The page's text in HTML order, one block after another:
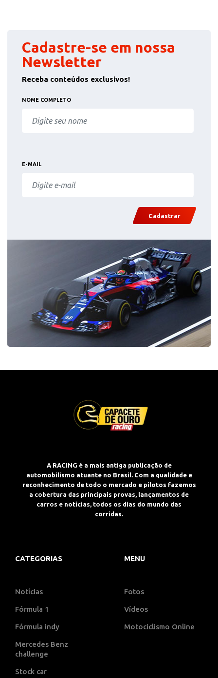
Cadastre-se em nossa
Newsletter
Receba conteúdos exclusivos!
NOME COMPLETO
E-MAIL
Cadastrar
A RACING é a mais antiga publicação de
automobilismo atuante no Brasil. Com a qualidade e
reconhecimento de todo o mercado e pilotos fazemos
a cobertura das principais provas, lançamentos de
carros e notícias, todos os dias do mundo das
corridas.
CATEGORIAS
Notícias
Fórmula 1
Fórmula indy
Mercedes Benz
challenge
Stock car
MENU
Fotos
Vídeos
Motociclismo Online